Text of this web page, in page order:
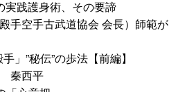
実践護身術、その要諦
手空手古武道協会 会長）師範が
」”秘伝”の歩法【前編】
秦西平